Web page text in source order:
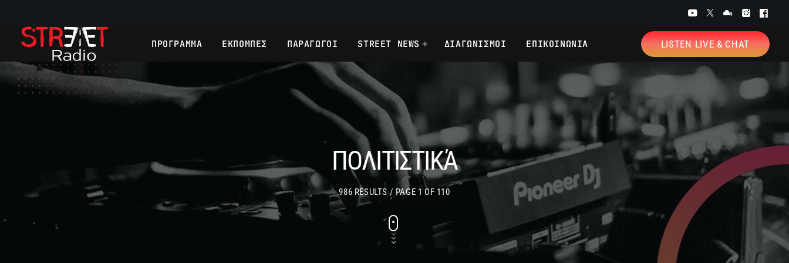
ΠΡΟΓΡΑΜΜΑ ΕΚΠΟΜΠΕΣ ΠΑΡΑΓΩΓΟΙ STREET NEWS ΔΙΑΓΩΝΙΣΜΟΙ ΕΠΙΚΟΙΝΩΝΙΑ LISTEN LIVE & CHAT
ΠΟΛΙΤΙΣΤΙΚΆ
986 RESULTS / PAGE 1 OF 110